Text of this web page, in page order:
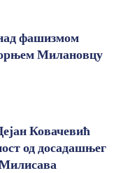
фашизмом
Милановцу
Ковачевић
од досадашњег